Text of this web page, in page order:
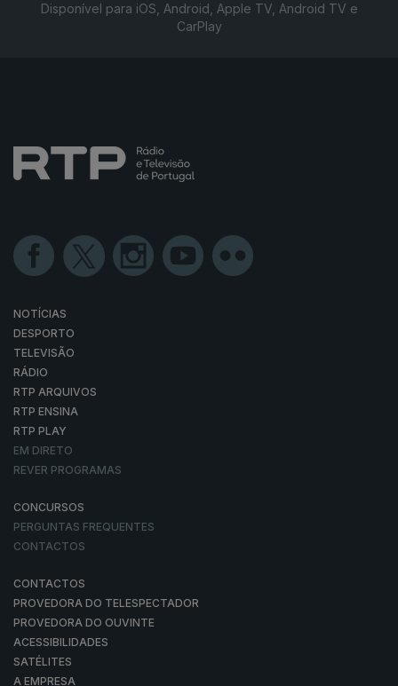
Disponível para iOS, Android, Apple TV, Android TV e
CarPlay
NOTÍCIAS
DESPORTO
TELEVISÃO
RÁDIO
RTP ARQUIVOS
RTP ENSINA
RTP PLAY
EM DIRETO
REVER PROGRAMAS
CONCURSOS
PERGUNTAS FREQUENTES
CONTACTOS
CONTACTOS
PROVEDORA DO TELESPECTADOR
PROVEDORA DO OUVINTE
ACESSIBILIDADES
SATÉLITES
A EMPRESA